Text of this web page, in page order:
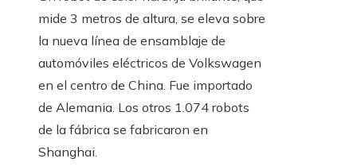
mide 3 metros de altura, se eleva sobre
la nueva línea de ensamblaje de
automóviles eléctricos de Volkswagen
en el centro de China. Fue importado
de Alemania. Los otros 1.074 robots
de la fábrica se fabricaron en
Shanghai.